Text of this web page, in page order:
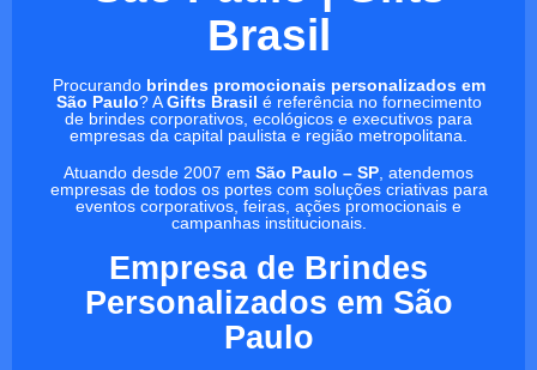
Brasil
Procurando brindes promocionais personalizados em
São Paulo? AGifts Brasil é referência no fornecimento
de brindes corporativos, ecológicos e executivos para
empresas da capital paulista e região metropolitana.
Atuando desde 2007 em São Paulo – SP , atendemos
empresas de todos os portes com soluções criativas para
eventos corporativos, feiras, ações promocionais e
campanhas institucionais.
Empresa de Brindes
Personalizados em São
Paulo